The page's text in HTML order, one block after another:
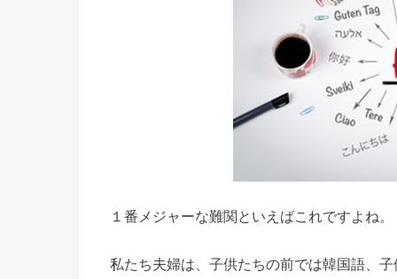
１番メジャーな難関といえばこれですよね。
私たち夫婦は、子供たちの前では韓国語、